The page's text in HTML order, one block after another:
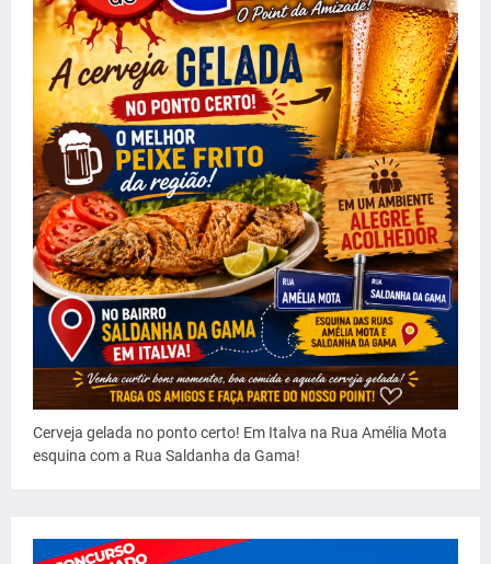
Cerveja gelada no ponto certo! Em Italva na Rua Amélia Mota
esquina com a Rua Saldanha da Gama!